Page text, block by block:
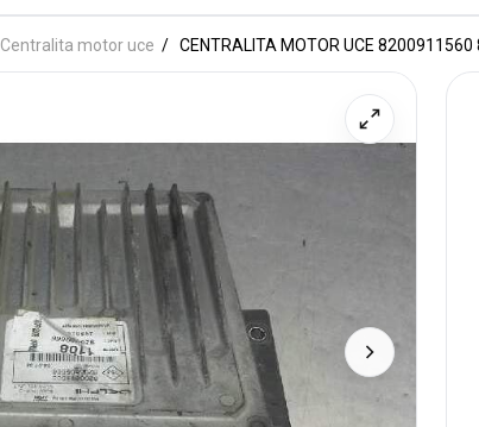
Centralita motor uce CENTRALITA MOTOR UCE